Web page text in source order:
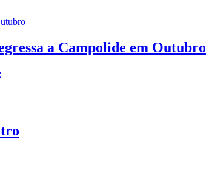
a Campolide em Outubro